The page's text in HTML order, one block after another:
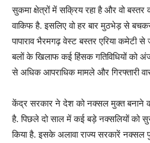
सुकमा क्षेत्रों में सक्रिय रहा है और वो
वाकिफ है. इसलिए वो हर बार मुठभेड़ से
पापाराव भैरमगढ़ वेस्ट बस्तर एरिया कमेटी
बलों के खिलाफ कई हिंसक गतिविधियों
से अधिक आपराधिक मामले और गिरफ्तारी
केंद्र सरकार ने देश को नक्सल मुक्त बनाने
है. पिछले दो साल में कई बड़े नक्सलियों को
किया है. इसके अलावा राज्य सरकारें नक्सल